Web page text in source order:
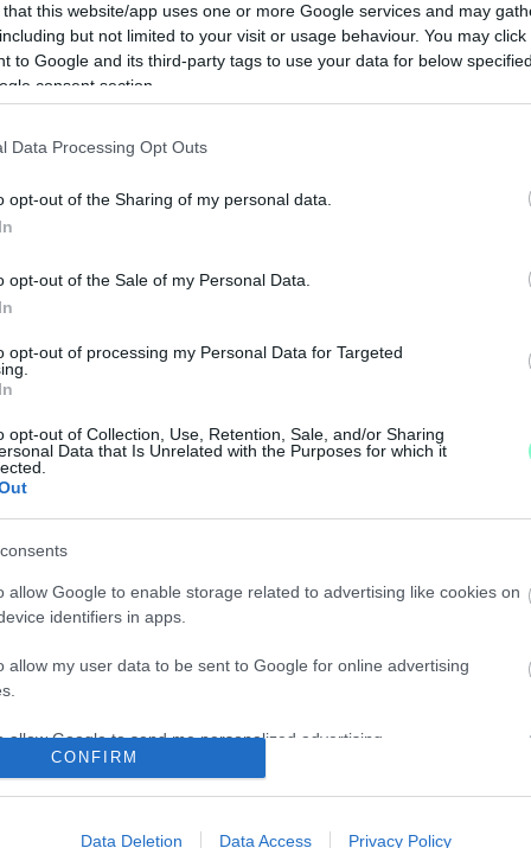
that this website/app uses one or more Google services and may
but not limited to your visit or usage behaviour. You may
to Google and its third-party tags to use your data for below
consent section.
Data Processing Opt Outs
opt-out of the Sharing of my personal data.
opt-out of the Sale of my Personal Data.
opt-out of processing my Personal Data for Targeted
opt-out of Collection, Use, Retention, Sale, and/or Sharing
Data that Is Unrelated with the Purposes for which it
allow Google to enable storage related to advertising like cookies on
identifiers in apps.
allow my user data to be sent to Google for online advertising
allow Google to send me personalized advertising.
allow Google to enable storage related to analytics like cookies on
CONFIRM
Data Deletion Data Access Privacy Policy
AZ ISKOLARENDŐR
KELLETT ÜRÍTENI AZ ÁGYAKAT
felelőssé.
SZABAD ÁGY BIZTOSÍTÁSA VOLT A FELADAT
rendeletét?
RENDELETET ORBÁN VIKTOR
ígérettel.
INTÉZKEDÉSEKET